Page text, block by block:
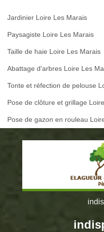
Jardinier Loire Les Marais
Paysagiste Loire Les Marais
Taille de haie Loire Les Marais
Abattage d'arbres Loire Les
Tonte et réfection de pelouse
Pose de clôture et grillage
Pose de gazon en rouleau